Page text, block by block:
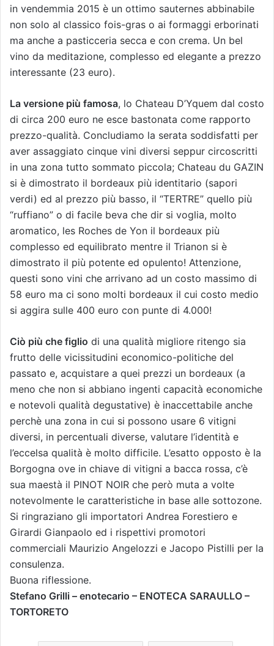
in vendemmia 2015 è un ottimo sauternes abbinabile
non solo al classico fois-gras o ai formaggi erborinati
ma anche a pasticceria secca e con crema. Un bel
vino da meditazione, complesso ed elegante a prezzo
interessante (23 euro).
La versione più famosa, lo Chateau D’Yquem dal costo
di circa 200 euro ne esce bastonata come rapporto
prezzo-qualità. Concludiamo la serata soddisfatti per
aver assaggiato cinque vini diversi seppur circoscritti
in una zona tutto sommato piccola; Chateau du GAZIN
si è dimostrato il bordeaux più identitario (sapori
verdi) ed al prezzo più basso, il “TERTRE” quello più
“ruffiano” o di facile beva che dir si voglia, molto
aromatico, les Roches de Yon il bordeaux più
complesso ed equilibrato mentre il Trianon si è
dimostrato il più potente ed opulento! Attenzione,
questi sono vini che arrivano ad un costo massimo di
58 euro ma ci sono molti bordeaux il cui costo medio
si aggira sulle 400 euro con punte di 4.000!
Ciò più che figlio di una qualità migliore ritengo sia
frutto delle vicissitudini economico-politiche del
passato e, acquistare a quei prezzi un bordeaux (a
meno che non si abbiano ingenti capacità economiche
e notevoli qualità degustative) è inaccettabile anche
perchè una zona in cui si possono usare 6 vitigni
diversi, in percentuali diverse, valutare l’identità e
l’eccelsa qualità è molto difficile. L’esatto opposto è la
Borgogna ove in chiave di vitigni a bacca rossa, c’è
sua maestà il PINOT NOIR che però muta a volte
notevolmente le caratteristiche in base alle sottozone.
Si ringraziano gli importatori Andrea Forestiero e
Girardi Gianpaolo ed i rispettivi promotori
commerciali Maurizio Angelozzi e Jacopo Pistilli per la
consulenza.
Buona riflessione.
Stefano Grilli – enotecario – ENOTECA SARAULLO –
TORTORETO